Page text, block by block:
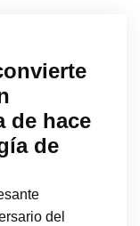
de hace
de
del